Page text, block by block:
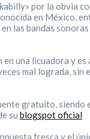
por la obvia
en México,
las bandas
una licuadora y es
mal lograda,
gratuito, siendo
su blogspot oficial
fresca y el